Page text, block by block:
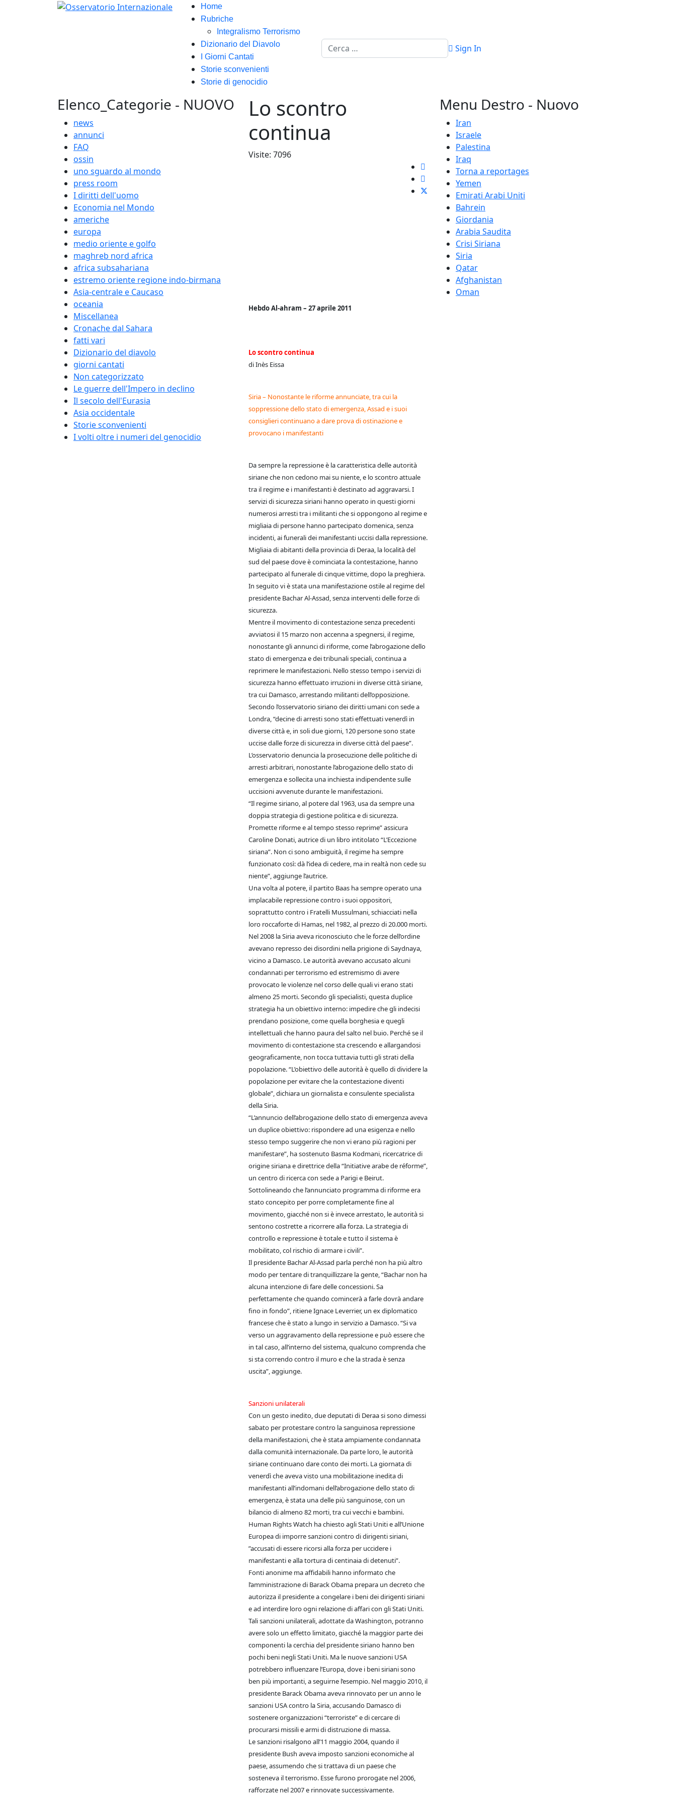
Home
Rubriche
Integralismo Terrorismo
Dizionario del Diavolo
I Giorni Cantati
Storie sconvenienti
Storie di genocidio
Cerca Sign In
Elenco_Categorie - NUOVO
news
annunci
FAQ
ossin
uno sguardo al mondo
press room
I diritti dell'uomo
Economia nel Mondo
americhe
europa
medio oriente e golfo
maghreb nord africa
africa subsahariana
estremo oriente regione indo-birmana
Asia-centrale e Caucaso
oceania
Miscellanea
Cronache dal Sahara
fatti vari
Dizionario del diavolo
giorni cantati
Non categorizzato
Le guerre dell'Impero in declino
Il secolo dell'Eurasia
Asia occidentale
Storie sconvenienti
I volti oltre i numeri del genocidio
Lo scontro
continua
Visite: 7096
Hebdo Al-ahram – 27 aprile 2011
Lo scontro continua
di Inès Eissa
Siria – Nonostante le riforme annunciate, tra cui la
soppressione dello stato di emergenza, Assad e i suoi
consiglieri continuano a dare prova di ostinazione e
provocano i manifestanti
Da sempre la repressione è la caratteristica delle autorità
siriane che non cedono mai su niente, e lo scontro attuale
tra il regime e i manifestanti è destinato ad aggravarsi. I
servizi di sicurezza siriani hanno operato in questi giorni
numerosi arresti tra i militanti che si oppongono al regime e
migliaia di persone hanno partecipato domenica, senza
incidenti, ai funerali dei manifestanti uccisi dalla repressione.
Migliaia di abitanti della provincia di Deraa, la località del
sud del paese dove è cominciata la contestazione, hanno
partecipato al funerale di cinque vittime, dopo la preghiera.
In seguito vi è stata una manifestazione ostile al regime del
presidente Bachar Al-Assad, senza interventi delle forze di
sicurezza.
Mentre il movimento di contestazione senza precedenti
avviatosi il 15 marzo non accenna a spegnersi, il regime,
nonostante gli annunci di riforme, come l’abrogazione dello
stato di emergenza e dei tribunali speciali, continua a
reprimere le manifestazioni. Nello stesso tempo i servizi di
sicurezza hanno effettuato irruzioni in diverse città siriane,
tra cui Damasco, arrestando militanti dell’opposizione.
Secondo l’osservatorio siriano dei diritti umani con sede a
Londra, “decine di arresti sono stati effettuati venerdì in
diverse città e, in soli due giorni, 120 persone sono state
uccise dalle forze di sicurezza in diverse città del paese”.
L’osservatorio denuncia la prosecuzione delle politiche di
arresti arbitrari, nonostante l’abrogazione dello stato di
emergenza e sollecita una inchiesta indipendente sulle
uccisioni avvenute durante le manifestazioni.
“Il regime siriano, al potere dal 1963, usa da sempre una
doppia strategia di gestione politica e di sicurezza.
Promette riforme e al tempo stesso reprime” assicura
Caroline Donati, autrice di un libro intitolato “L’Eccezione
siriana”. Non ci sono ambiguità, il regime ha sempre
funzionato così: dà l’idea di cedere, ma in realtà non cede su
niente”, aggiunge l’autrice.
Una volta al potere, il partito Baas ha sempre operato una
implacabile repressione contro i suoi oppositori,
soprattutto contro i Fratelli Mussulmani, schiacciati nella
loro roccaforte di Hamas, nel 1982, al prezzo di 20.000 morti.
Nel 2008 la Siria aveva riconosciuto che le forze dell’ordine
avevano represso dei disordini nella prigione di Saydnaya,
vicino a Damasco. Le autorità avevano accusato alcuni
condannati per terrorismo ed estremismo di avere
provocato le violenze nel corso delle quali vi erano stati
almeno 25 morti. Secondo gli specialisti, questa duplice
strategia ha un obiettivo interno: impedire che gli indecisi
prendano posizione, come quella borghesia e quegli
intellettuali che hanno paura del salto nel buio. Perché se il
movimento di contestazione sta crescendo e allargandosi
geograficamente, non tocca tuttavia tutti gli strati della
popolazione. “L’obiettivo delle autorità è quello di dividere la
popolazione per evitare che la contestazione diventi
globale”, dichiara un giornalista e consulente specialista
della Siria.
“L’annuncio dell’abrogazione dello stato di emergenza aveva
un duplice obiettivo: rispondere ad una esigenza e nello
stesso tempo suggerire che non vi erano più ragioni per
manifestare”, ha sostenuto Basma Kodmani, ricercatrice di
origine siriana e direttrice della “Initiative arabe de réforme”,
un centro di ricerca con sede a Parigi e Beirut.
Sottolineando che l’annunciato programma di riforme era
stato concepito per porre completamente fine al
movimento, giacché non si è invece arrestato, le autorità si
sentono costrette a ricorrere alla forza. La strategia di
controllo e repressione è totale e tutto il sistema è
mobilitato, col rischio di armare i civili”.
Il presidente Bachar Al-Assad parla perché non ha più altro
modo per tentare di tranquillizzare la gente, “Bachar non ha
alcuna intenzione di fare delle concessioni. Sa
perfettamente che quando comincerà a farle dovrà andare
fino in fondo”, ritiene Ignace Leverrier, un ex diplomatico
francese che è stato a lungo in servizio a Damasco. “Si va
verso un aggravamento della repressione e può essere che
in tal caso, all’interno del sistema, qualcuno comprenda che
si sta correndo contro il muro e che la strada è senza
uscita”, aggiunge.
Sanzioni unilaterali
Con un gesto inedito, due deputati di Deraa si sono dimessi
sabato per protestare contro la sanguinosa repressione
della manifestazioni, che è stata ampiamente condannata
dalla comunità internazionale. Da parte loro, le autorità
siriane continuano dare conto dei morti. La giornata di
venerdì che aveva visto una mobilitazione inedita di
manifestanti all’indomani dell’abrogazione dello stato di
emergenza, è stata una delle più sanguinose, con un
bilancio di almeno 82 morti, tra cui vecchi e bambini.
Human Rights Watch ha chiesto agli Stati Uniti e all’Unione
Europea di imporre sanzioni contro di dirigenti siriani,
”accusati di essere ricorsi alla forza per uccidere i
manifestanti e alla tortura di centinaia di detenuti”.
Fonti anonime ma affidabili hanno informato che
l’amministrazione di Barack Obama prepara un decreto che
autorizza il presidente a congelare i beni dei dirigenti siriani
e ad interdire loro ogni relazione di affari con gli Stati Uniti.
Tali sanzioni unilaterali, adottate da Washington, potranno
avere solo un effetto limitato, giacché la maggior parte dei
componenti la cerchia del presidente siriano hanno ben
pochi beni negli Stati Uniti. Ma le nuove sanzioni USA
potrebbero influenzare l’Europa, dove i beni siriani sono
ben più importanti, a seguirne l’esempio. Nel maggio 2010, il
presidente Barack Obama aveva rinnovato per un anno le
sanzioni USA contro la Siria, accusando Damasco di
sostenere organizzazioni “terroriste” e di cercare di
procurarsi missili e armi di distruzione di massa.
Le sanzioni risalgono all’11 maggio 2004, quando il
presidente Bush aveva imposto sanzioni economiche al
paese, assumendo che si trattava di un paese che
sosteneva il terrorismo. Esse furono prorogate nel 2006,
rafforzate nel 2007 e rinnovate successivamente.
Menu Destro - Nuovo
Iran
Israele
Palestina
Iraq
Torna a reportages
Yemen
Emirati Arabi Uniti
Bahrein
Giordania
Arabia Saudita
Crisi Siriana
Siria
Qatar
Afghanistan
Oman